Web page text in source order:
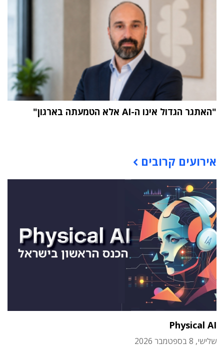
"האתגר הגדול אינו ה-AI אלא הטמעתה בארגון"
אירועים קרובים
Physical AI
שלישי, 8 בספטמבר 2026